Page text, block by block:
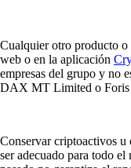
Cualquier otro producto o
web o en la aplicación
empresas del grupo y no
DAX MT Limited o
Conservar criptoactivos u
ser adecuado para todo